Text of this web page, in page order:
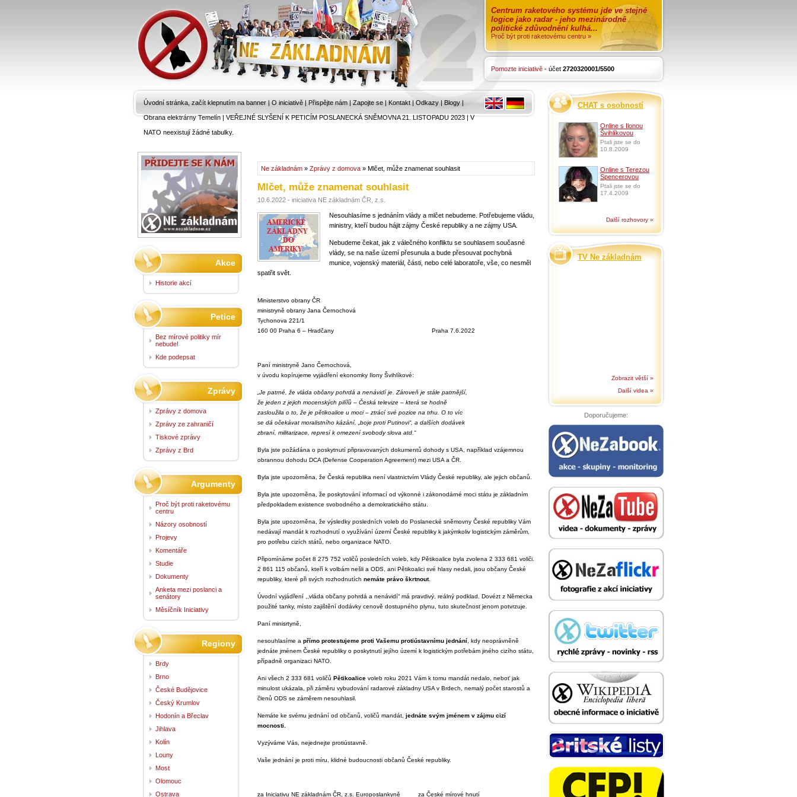
Centrum raketového systému jde ve stejné
logice jako radar - jeho mezinárodně
politické zdůvodnění kulhá...
Proč být proti raketovému centru »
Pomozte iniciativě - účet 2720320001/5500
Úvodní stránka, začít klepnutím na banner | O iniciativě | Přispějte nám | Zapojte se | Kontakt | Odkazy | Blogy |
Obrana elektrárny Temelín|VEŘEJNÉ SLYŠENÍ K PETICÍM POSLANECKÁ SNĚMOVNA 21. LISTOPADU 2023|V
NATO neexistují žádné tabulky.
Ne základnám » Zprávy z domova » Mlčet, může znamenat souhlasit
Mlčet, může znamenat souhlasit
10.6.2022 - iniciativa NE základnám ČR, z.s.
Nesouhlasíme s jednáním vlády a mlčet nebudeme. Potřebujeme vládu,
ministry, kteří budou hájit zájmy České republiky a ne zájmy USA.
Nebudeme čekat, jak z válečného konfliktu se souhlasem současné
vlády, se na naše území přesunula a bude přesouvat pochybná
munice, vojenský materiál, části, nebo celé laboratoře, vše, co nesměl
spatřit svět.
Ministerstvo obrany ČR
ministryně obrany Jana Černochová
Tychonova 221/1
160 00 Praha 6 – Hradčany Praha 7.6.2022
Paní ministryně Jano Černochová,
v úvodu kopírujeme vyjádření ekonomky Ilony Švihlíkové:
„Je patrné, že vláda občany pohrdá a nenávidí je. Zároveň je stále patrnější,
že jeden z jejich mocenských pilířů – Česká televize – která se hodně
zasloužila o to, že je pětikoalice u moci – ztrácí své pozice na trhu. O to víc
se dá očekávat moralistního kázání, „boje proti Putinovi“, a dalších dodávek
zbraní, militarizace, represí k omezení svobodyslova atd.“
Byla jste požádána o poskytnutí připravovaných dokumentů dohody s USA, například vzájemnou
obrannou dohodu DCA (Defense Cooperation Agreement) mezi USA a ČR.
Byla jste upozorněna, že Česká republika není vlastnictvím Vlády České republiky, ale jejich občanů.
Byla jste upozorněna, že poskytování informací od výkonné i zákonodárné moci státu je základním
předpokladem existence svobodného a demokratického státu.
Byla jste upozorněna, že výsledky posledních voleb do Poslanecké sněmovny České republiky Vám
nedávají mandát k rozhodnutí o využívání území České republiky k jakýmkoliv logistickým záměrům,
pro potřebu cizích států, nebo organizace NATO.
Připomínáme počet 8 275 752 voličů posledních voleb, kdy Pětikoalice byla zvolena 2 333 681 voliči.
2 861 115 občanů, kteří k volbám nešli a ODS, ani Pětikoalici své hlasy nedali, jsou občany České
republiky, které při svých rozhodnutích nemáte právo škrtnout.
Úvodní vyjádření ,,vláda občany pohrdá a nenávidí“ má pravdivý, reálný podklad. Dovézt z Německa
použité tanky, místo zajištění dodávky cenově dostupného plynu, tuto skutečnost jenom potvrzuje.
Paní minisrtyně,
nesouhlasíme a přímo protestujeme proti Vašemu protiústavnímu jednání , kdy neoprávněně
jednáte jménem České republiky o poskytnutí jejího území k logistickým potřebám jiného cizího státu,
případně organizaci NATO.
Ani všech 2 333 681 voličů Pětikoalice voleb roku 2021 Vám k tomu mandát nedalo, neboť jak
minulost ukázala, při záměru vybudování radarové základny USA v Brdech, nemalý počet starostů a
členů ODS se záměrem nesouhlasil.
Nemáte ke svému jednání od občanů, voličů mandát, jednáte svým jménem v zájmu cizí
mocnosti.
Vyzýváme Vás, nejednejte protiústavně.
Vaše jednání je proti míru, klidné budoucnosti občanů České republiky.
za Iniciativu NE základnám ČR, z.s. Europoslankyně za České mírové hnutí
Akce
Historie akcí
Petice
Bez mírové politiky mír
nebude!
Kde podepsat
Zprávy
Zprávy z domova
Zprávy ze zahraničí
Tiskové zprávy
Zprávy z Brd
Argumenty
Proč být proti raketovému
centru
Názory osobností
Projevy
Komentáře
Studie
Dokumenty
Anketa mezi poslanci a
senátory
Měsíčník Iniciativy
Regiony
Brdy
Brno
České Budějovice
Český Krumlov
Hodonín a Břeclav
Jihlava
Kolín
Louny
Most
Olomouc
Ostrava
CHAT s osobností
Online s Ilonou
Švihlíkovou
Ptali jste se do
10.8.2009
Online s Terezou
Spencerovou
Ptali jste se do
17.4.2009
Další rozhovory »
TV Ne základnám
Zobrazit větší »
Další videa »
Doporučujeme: